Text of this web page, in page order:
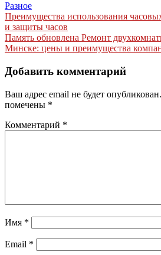
Разное
Навигация
по
записям
Преимущества использования
и защиты часов
Память обновлена Ремонт
Минске: цены и преимущества
Добавить комментарий
Ваш адрес email не будет опубликован.
помечены *
Комментарий *
Имя *
Email *